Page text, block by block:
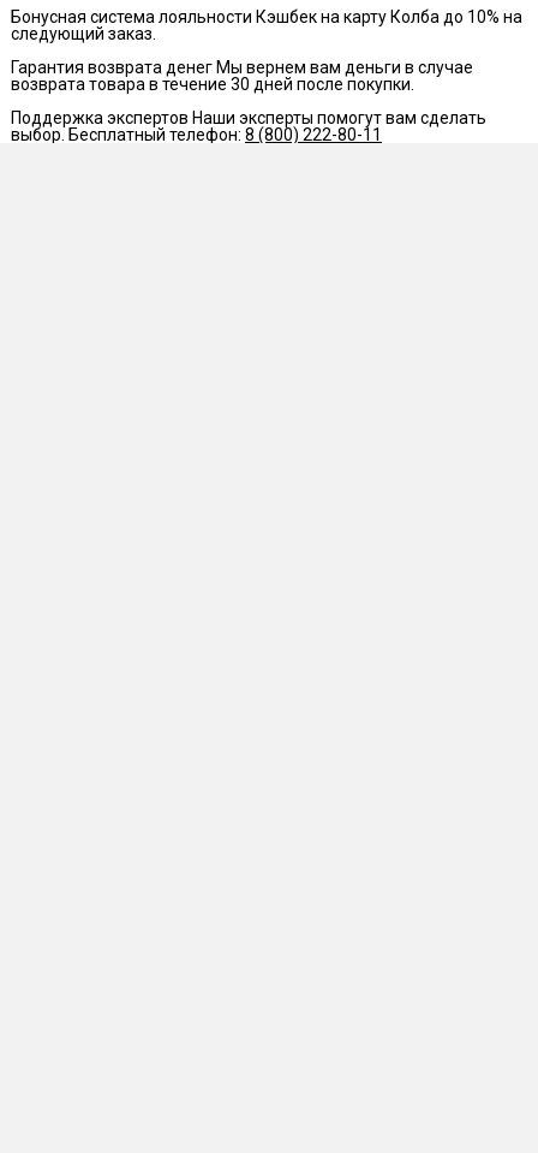
Бонусная система лояльности Кэшбек на карту Колба до 10% на
следующий заказ.
Гарантия возврата денег Мы вернем вам деньги в случае
возврата товара в течение 30 дней после покупки.
Поддержка экспертов Наши эксперты помогут вам сделать
выбор. Бесплатный телефон: 8 (800) 222-80-11